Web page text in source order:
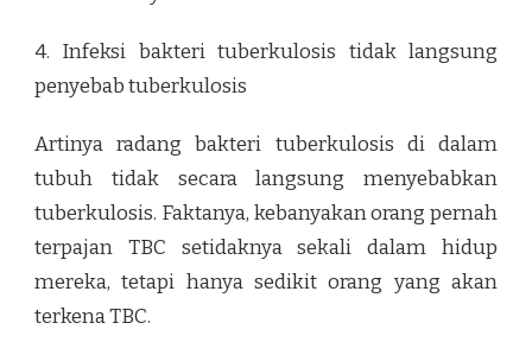
4. Infeksi bakteri tuberkulosis tidak langsung
penyebab tuberkulosis
Artinya radang bakteri tuberkulosis di dalam
tubuh tidak secara langsung menyebabkan
tuberkulosis. Faktanya, kebanyakan orang pernah
terpajan TBC setidaknya sekali dalam hidup
mereka, tetapi hanya sedikit orang yang akan
terkena TBC.